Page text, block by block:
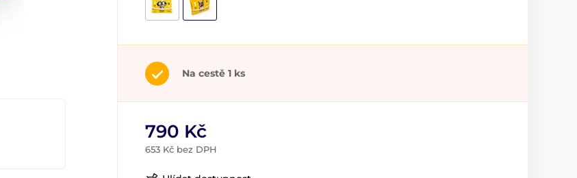
Na cestě 1 ks
790 Kč
653 Kč bez DPH